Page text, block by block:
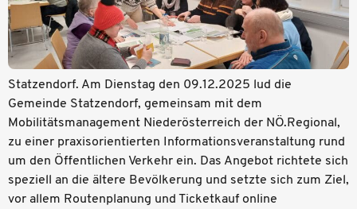
Statzendorf. Am Dienstag den 09.12.2025 lud die
Gemeinde Statzendorf, gemeinsam mit dem
Mobilitätsmanagement Niederösterreich der NÖ.Regional,
zu einer praxisorientierten Informationsveranstaltung rund
um den Öffentlichen Verkehr ein. Das Angebot richtete sich
speziell an die ältere Bevölkerung und setzte sich zum Ziel,
vor allem Routenplanung und Ticketkauf online